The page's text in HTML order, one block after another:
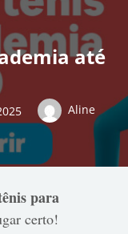
até
Aline
para
certo!